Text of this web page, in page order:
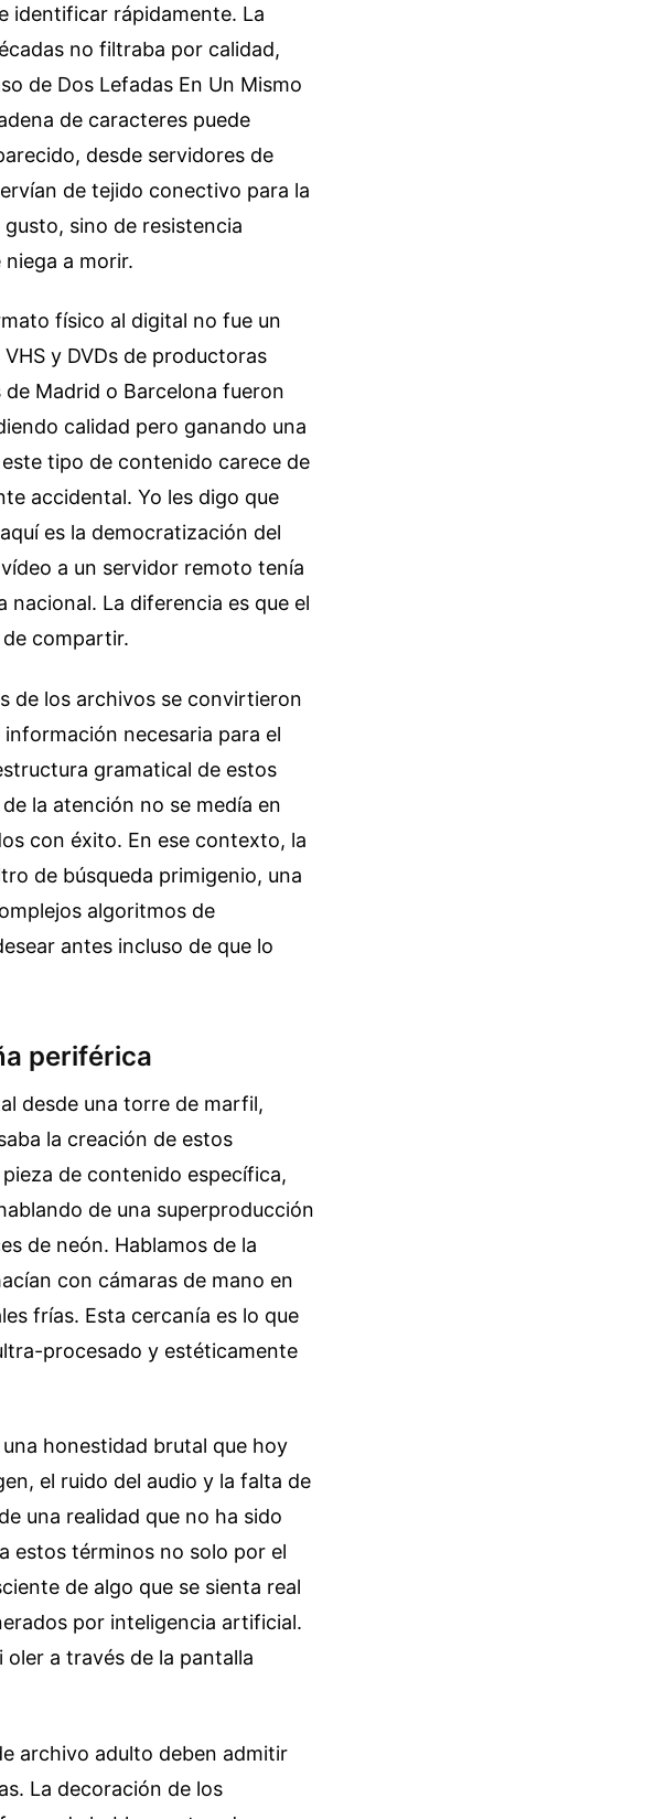
identificar rápidamente. La
no filtraba por calidad,
de Dos Lefadas En Un Mismo
de caracteres puede
desde servidores de
de tejido conectivo para la
sino de resistencia
a morir.
físico al digital no fue un
y DVDs de productoras
Madrid o Barcelona fueron
calidad pero ganando una
tipo de contenido carece de
accidental. Yo les digo que
es la democratización del
a un servidor remoto tenía
La diferencia es que el
compartir.
de los archivos se convirtieron
necesaria para el
gramatical de estos
la atención no se medía en
con éxito. En ese contexto, la
de búsqueda primigenio, una
algoritmos de
antes incluso de que lo
periférica
desde una torre de marfil,
la creación de estos
de contenido específica,
de una superproducción
de neón. Hablamos de la
con cámaras de mano en
frías. Esta cercanía es lo que
procesado y estéticamente
honestidad brutal que hoy
el ruido del audio y la falta de
una realidad que no ha sido
estos términos no solo por el
de algo que se sienta real
por inteligencia artificial.
oler a través de la pantalla
archivo adulto deben admitir
La decoración de los